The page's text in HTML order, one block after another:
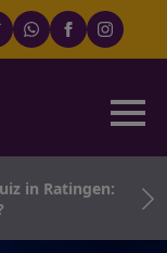
in Ratingen: